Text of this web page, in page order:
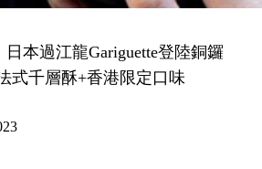
日本過江龍Gariguette登陸銅鑼
式千層酥+香港限定口味